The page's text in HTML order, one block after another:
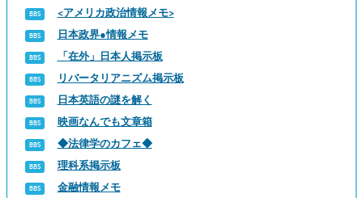
<アメリカ政治情報メモ>
日本政界●情報メモ
「在外」日本人掲示板
リバータリアニズム掲示板
日本英語の謎を解く
映画なんでも文章箱
◆法律学のカフェ◆
理科系掲示板
金融情報メモ